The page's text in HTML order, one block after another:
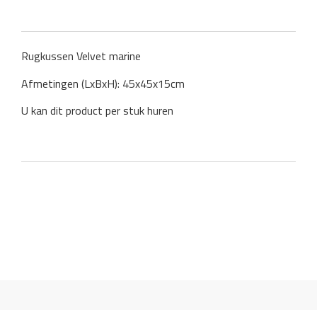
Rugkussen Velvet marine
Afmetingen (LxBxH): 45x45x15cm
U kan dit product per stuk huren